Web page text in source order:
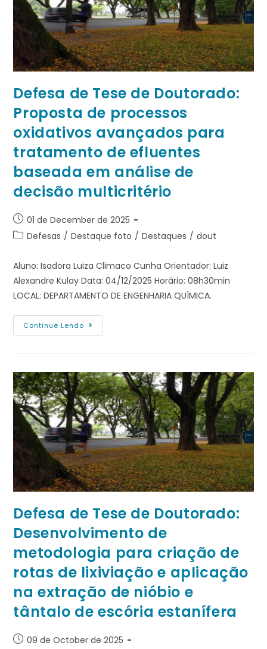
Defesa de Tese de Doutorado:
Proposta de processos
oxidativos avançados para
tratamento de efluentes
baseada em análise de
decisão multicritério
01 de December de 2025
Defesas / Destaque foto / Destaques / dout
Aluno: Isadora Luiza Climaco Cunha Orientador: Luiz
Alexandre Kulay Data: 04/12/2025 Horário: 08h30min
LOCAL: DEPARTAMENTO DE ENGENHARIA QUÍMICA.
Continue Lendo
Defesa de Tese de Doutorado:
Desenvolvimento de
metodologia para criação de
rotas de lixiviação e aplicação
na extração de nióbio e
tântalo de escória estanífera
09 de October de 2025